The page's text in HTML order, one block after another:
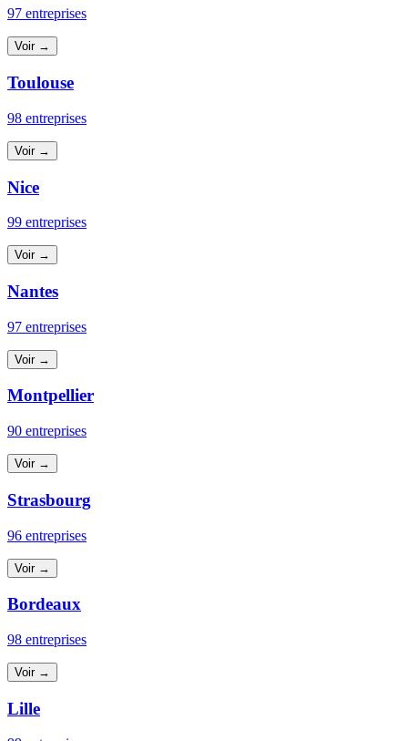
97 entreprises
Voir →
Toulouse
98 entreprises
Voir →
Nice
99 entreprises
Voir →
Nantes
97 entreprises
Voir →
Montpellier
90 entreprises
Voir →
Strasbourg
96 entreprises
Voir →
Bordeaux
98 entreprises
Voir →
Lille